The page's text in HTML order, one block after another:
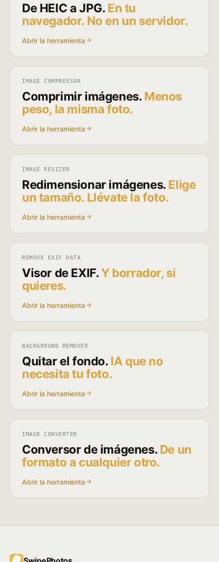
De HEIC a JPG. En tu
navegador. No en un servidor.
Abrir la herramienta
IMAGE COMPRESSOR
Comprimir imágenes. Menos
peso, la misma foto.
Abrir la herramienta
IMAGE RESIZER
Redimensionar imágenes. Elige
un tamaño. Llévate la foto.
Abrir la herramienta
REMOVE EXIF DATA
Visor de EXIF.Y borrador, si
quieres.
Abrir la herramienta
BACKGROUND REMOVER
Quitar el fondo. IA que no
necesita tu foto.
Abrir la herramienta
IMAGE CONVERTER
Conversor de imágenes. De un
formato a cualquier otro.
Abrir la herramienta